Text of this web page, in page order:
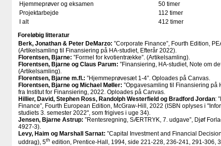
Hjemmeprøver og eksamen
50 timer
Projektarbejde
112 timer
I alt
412 timer
Foreløbig litteratur
Berk, Jonathan & Peter DeMarzo: ”Corporate Finance”, Fourth Edition,
(Artikelsamling til Finansiering på HA-studiet, Efterår 2022).
Florentsen, Bjarne: ”Formel for kvotientrække”. (Artikelsamling).
Florentsen, Bjarne og Claus Parum: ”Finansiering, HA-studiet, Note om
(Artikelsamling).
Florentsen, Bjarne m.fl.: ”Hjemmeprøvesæt 1-4”. Oploades på Canvas.
Florentsen, Bjarne og Michael Møller: ”Opgavesamling til Finansiering på
fra Institut for Finansiering, 2022. Oploades på Canvas.
Hillier, David, Stephen Ross, Randolph Westerfield og Bradford Jordan:
Finance”, Fourth European Edition, McGraw-Hill, 2022 (ISBN oplyses i
studiets 3. semester 2022", som frigives i uge 34).
Jensen, Bjarne Astrup: ”Rentesregning, SÆRTRYK, 7. udgave”, Djøf
4927-3).
Levy, Haim og Marshall Sarnat: ”Capital Investment and Financial
uddrag), 5th edition, Prentice-Hall, 1994, side 221-228, 236-241, 291-306,